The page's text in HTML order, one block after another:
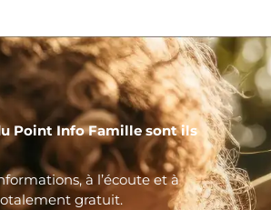
Point Info Famille sont ils
à l’écoute et à
gratuit.